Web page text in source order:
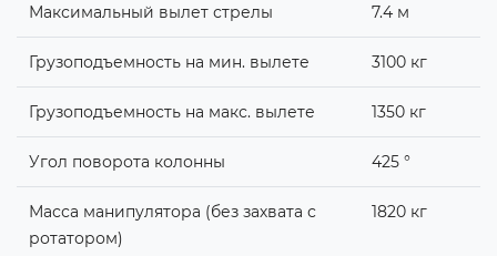
Максимальный вылет стрелы 7.4 м
Грузоподъемность на мин. вылете 3100 кг
Грузоподъемность на макс. вылете 1350 кг
Угол поворота колонны 425 °
Масса манипулятора (без захвата с
ротатором)
1820 кг